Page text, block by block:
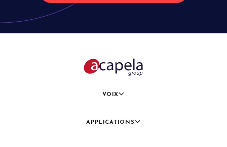
VOIX
APPLICATIONS